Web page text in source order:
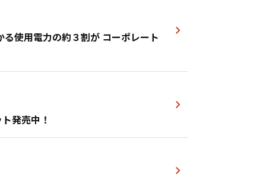
使用電力の約３割が コーポレート
発売中！